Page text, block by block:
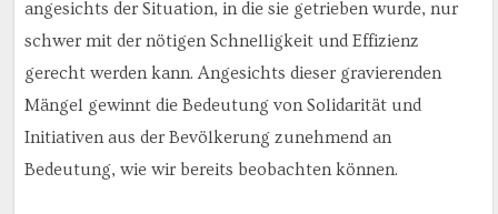
angesichts der Situation, in die sie getrieben wurde, nur
schwer mit der nötigen Schnelligkeit und Effizienz
gerecht werden kann. Angesichts dieser gravierenden
Mängel gewinnt die Bedeutung von Solidarität und
Initiativen aus der Bevölkerung zunehmend an
Bedeutung, wie wir bereits beobachten können.